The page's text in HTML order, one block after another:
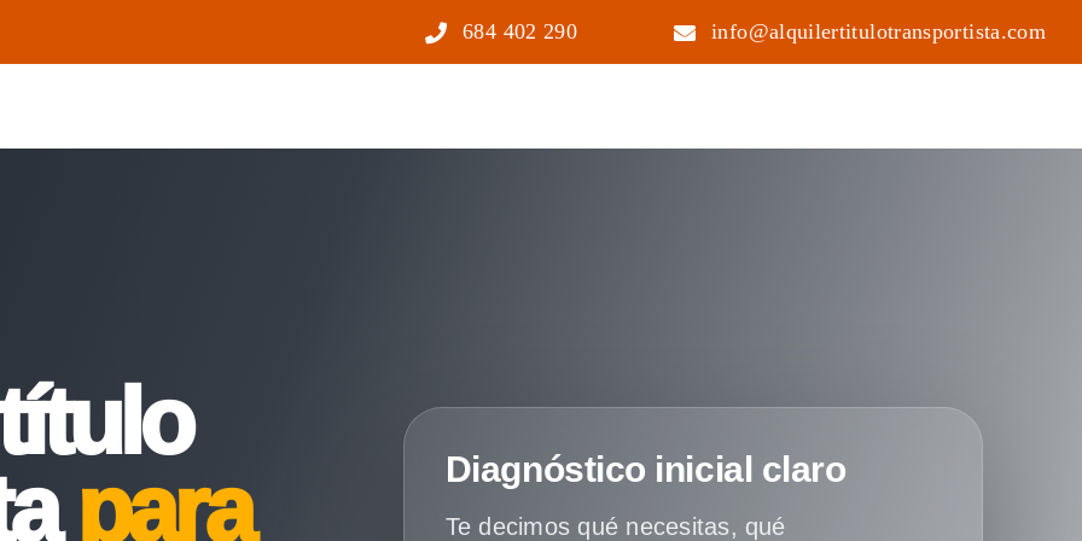
684 402 290 info@alquilertitulotransportista.com
para
Diagnóstico inicial claro
Te decimos qué necesitas, qué